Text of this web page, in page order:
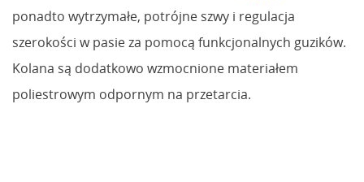
ponadto wytrzymałe, potrójne szwy i regulacja
szerokości w pasie za pomocą funkcjonalnych guzików.
Kolana są dodatkowo wzmocnione materiałem
poliestrowym odpornym na przetarcia.